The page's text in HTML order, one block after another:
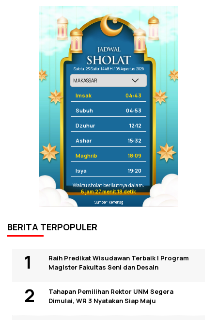
Sabtu, 23 Safar 1448 H / 08 Agustus 2026
Imsak 04:43
Subuh 04:53
Dzuhur 12:12
Ashar 15:32
Maghrib 18:09
Isya 19:20
Waktu sholat berikutnya dalam:
6 jam 27 menit 18 detik
Sumber: Kemenag
BERITA TERPOPULER
Raih Predikat Wisudawan Terbaik I Program
Magister Fakultas Seni dan Desain
Tahapan Pemilihan Rektor UNM Segera
Dimulai, WR 3 Nyatakan Siap Maju